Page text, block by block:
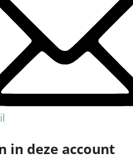
in deze account